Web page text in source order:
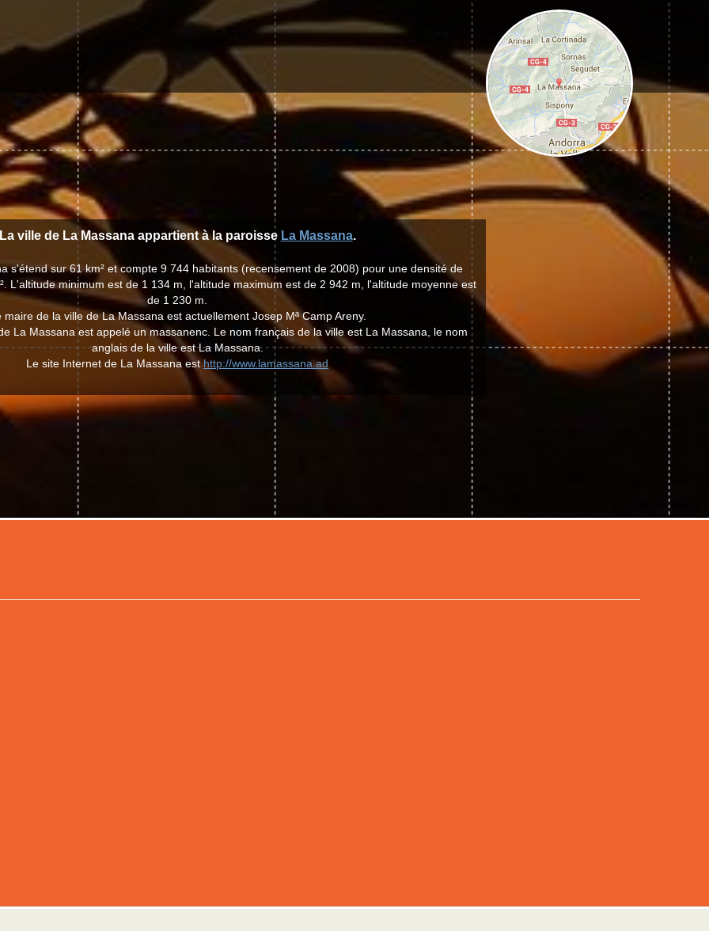
La ville de La Massana appartient à la paroisse La Massana.
s'étend sur 61 km² et compte 9 744 habitants (recensement de 2008) pour une densité de
L'altitude minimum est de 1 134 m, l'altitude maximum est de 2 942 m, l'altitude moyenne est
de 1 230 m.
maire de la ville de La Massana est actuellement Josep Mª Camp Areny.
La Massana est appelé un massanenc. Le nom français de la ville est La Massana, le nom
anglais de la ville est La Massana.
Le site Internet de La Massana esthttp://www.lamassana.ad
©photo-libre.fr